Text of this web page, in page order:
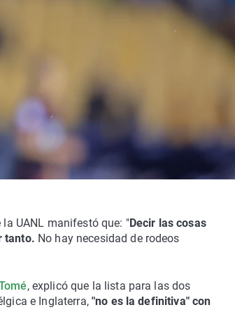
la UANL manifestó que: "Decir las cosas
tanto. No hay necesidad de rodeos
, explicó que la lista para las dos
e Inglaterra, "no es la definitiva" con